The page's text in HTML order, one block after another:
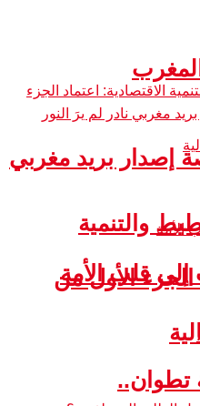
والتنمية
الجزء الأول من
إصدار بريد مغربي
قلب الأمة
تطوان..